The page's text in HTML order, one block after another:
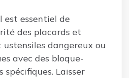
est essentiel de
des placards et
dangereux ou
avec des bloque-
spécifiques. Laisser